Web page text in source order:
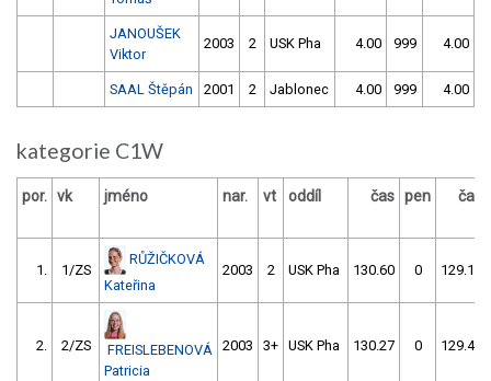
JANOUŠEK
Viktor
2003 2 USK Pha 4.00 999 4.00
SAAL Štěpán 2001 2 Jablonec 4.00 999 4.00
kategorie C1W
por. vk jméno nar. vt oddíl čas pen čas
1. 1/ZS
RŮŽIČKOVÁ
Kateřina
2003 2 USK Pha 130.60 0 129.10
2. 2/ZS
FREISLEBENOVÁ
Patricia
2003 3+ USK Pha 130.27 0 129.40